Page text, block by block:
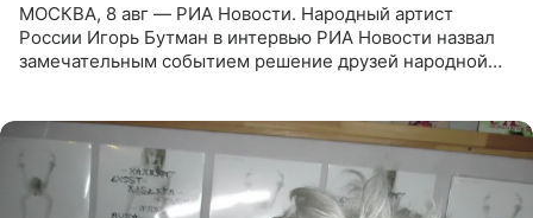
МОСКВА, 8 авг — РИА Новости. Народный артист
России Игорь Бутман в интервью РИА Новости назвал
замечательным событием решение друзей народной